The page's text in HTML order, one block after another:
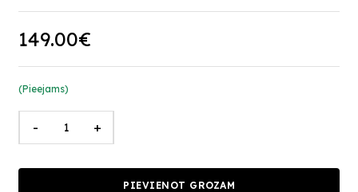
149.00€
(Pieejams)
- +
PIEVIENOT GROZAM